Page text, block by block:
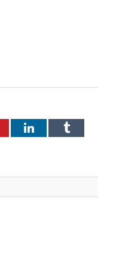
LinkedInTumblr